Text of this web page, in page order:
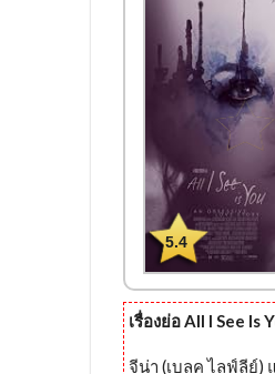
5.4
เรื่องย่อ All I See Is
จีน่า (เบลค ไลฟ์ลีย์)